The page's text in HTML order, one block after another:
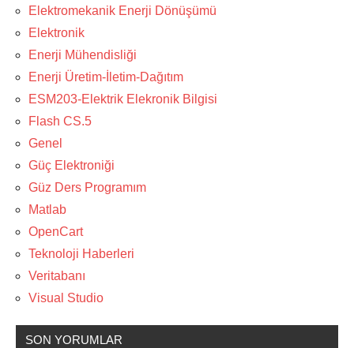
Elektromekanik Enerji Dönüşümü
Elektronik
Enerji Mühendisliği
Enerji Üretim-İletim-Dağıtım
ESM203-Elektrik Elekronik Bilgisi
Flash CS.5
Genel
Güç Elektroniği
Güz Ders Programım
Matlab
OpenCart
Teknoloji Haberleri
Veritabanı
Visual Studio
SON YORUMLAR